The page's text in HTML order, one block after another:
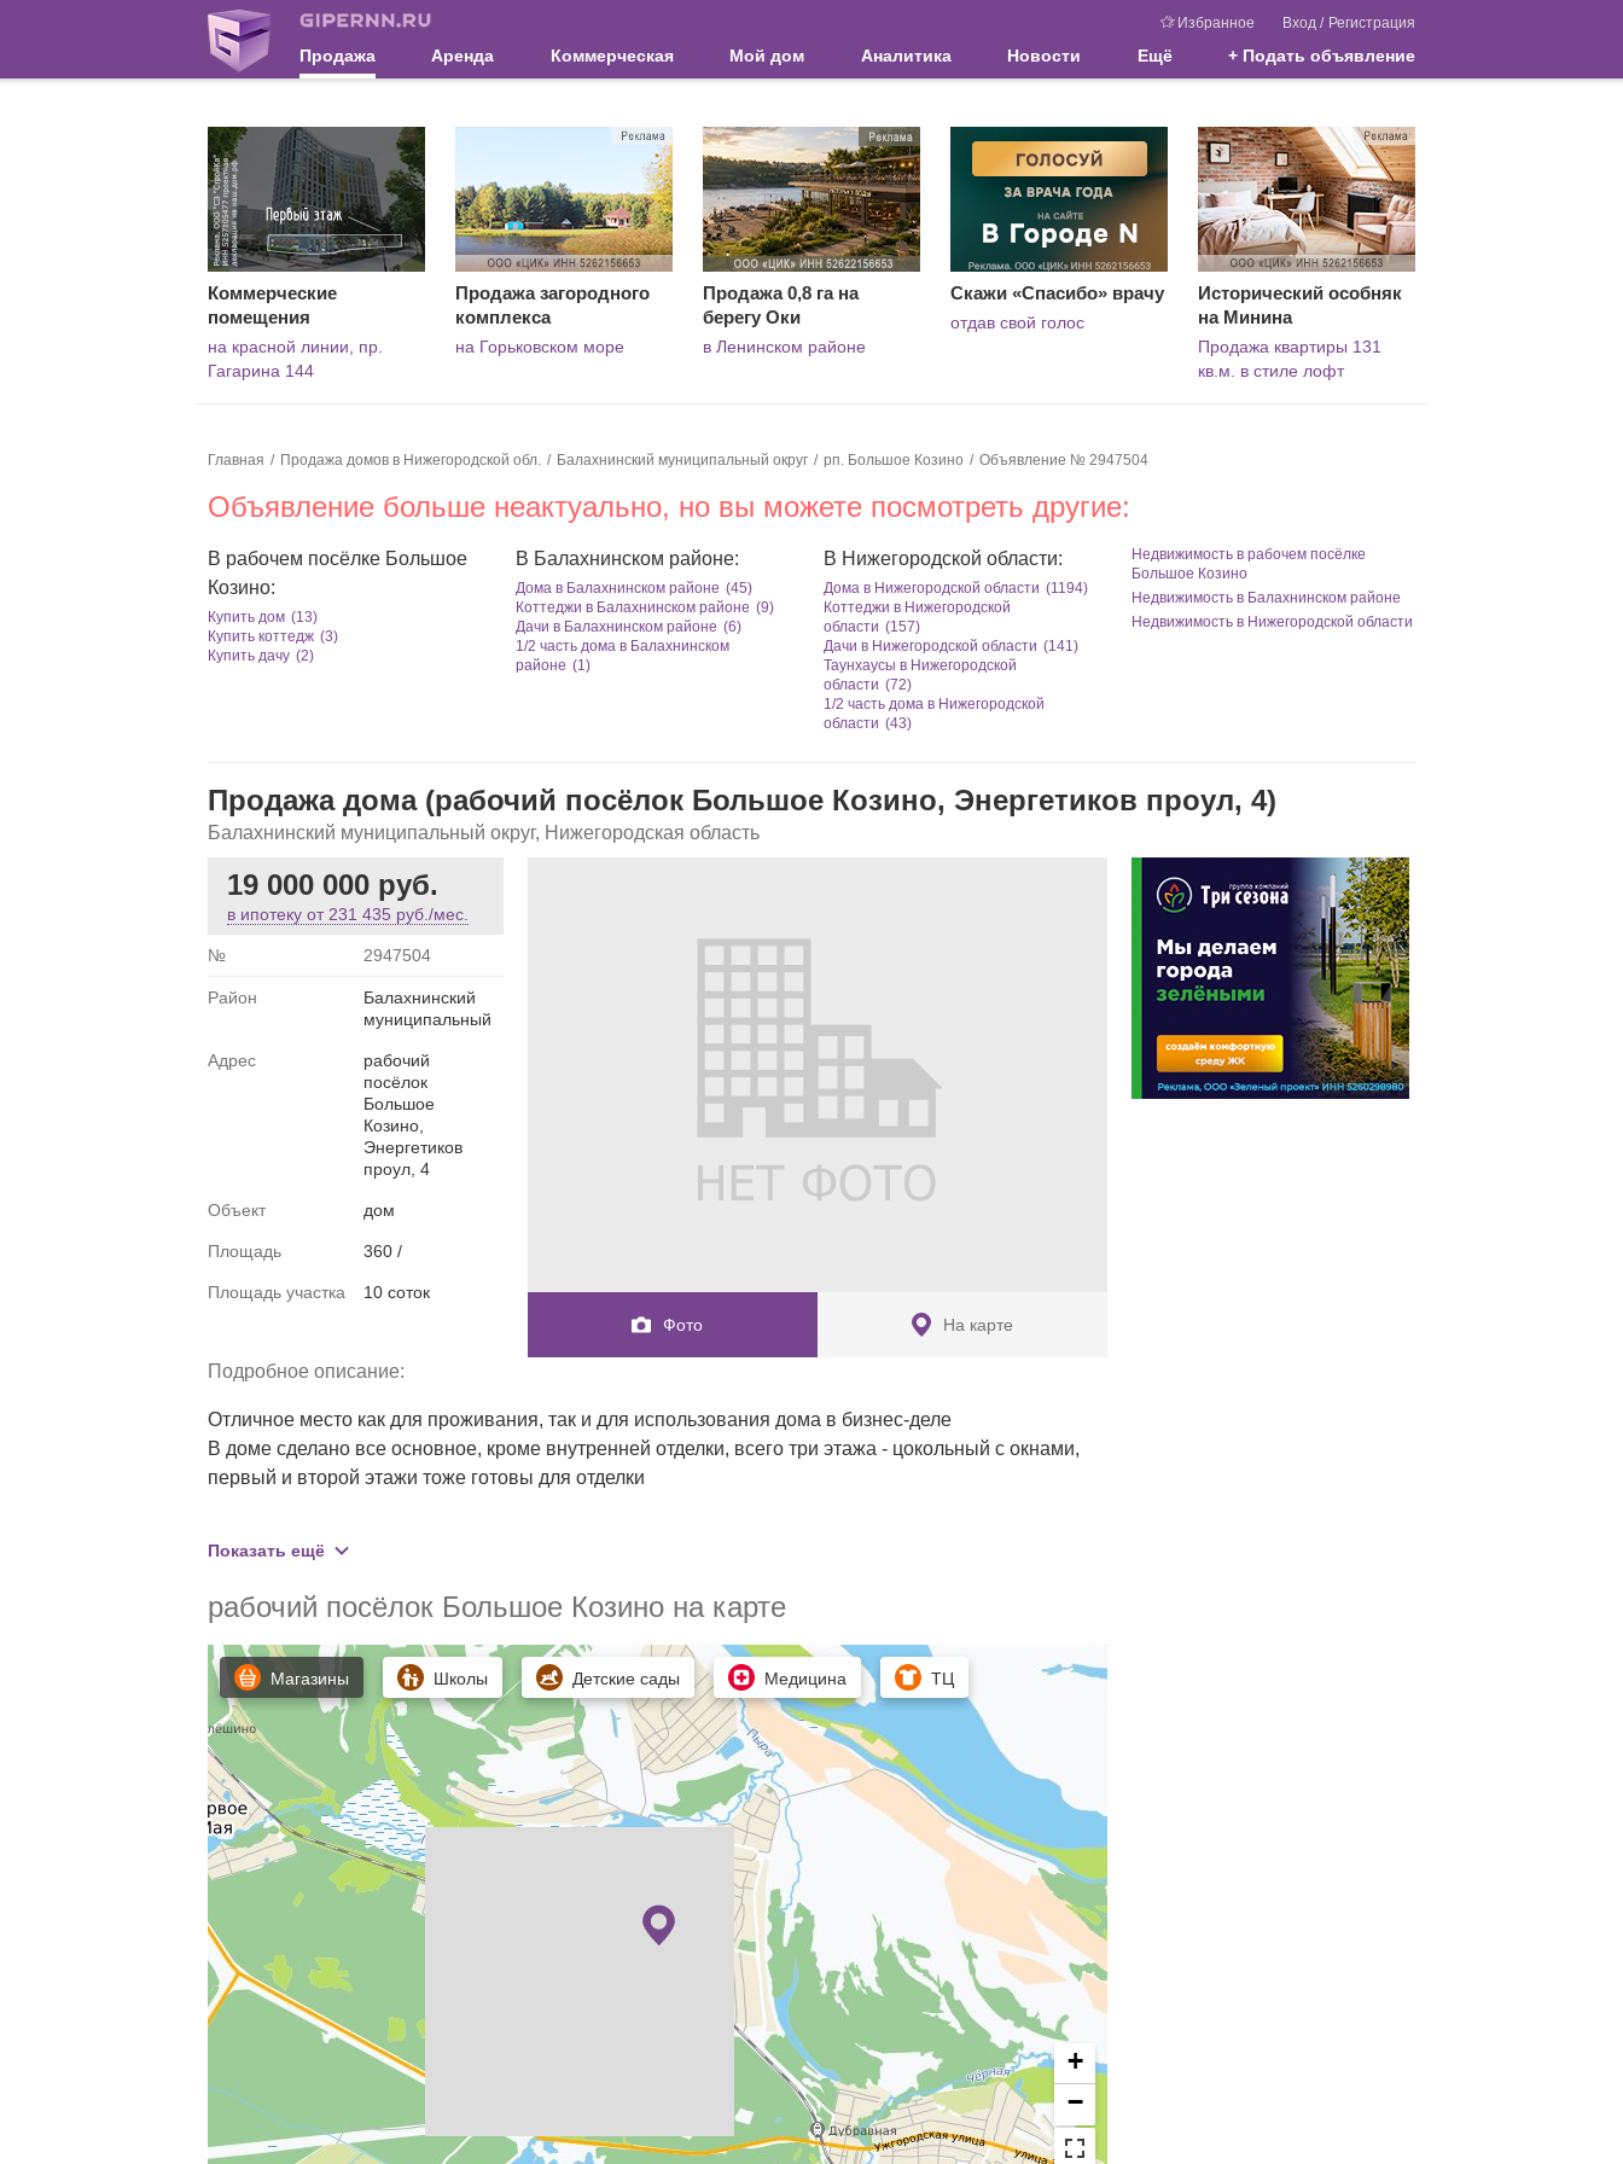
Избранное Вход / Регистрация
Продажа Аренда Коммерческая Мой дом Аналитика Новости Ещё + Подать объявление
Коммерческие
помещения
на красной линии, пр.
Гагарина 144
Продажа загородного
комплекса
на Горьковском море
Продажа 0,8 га на
берегу Оки
в Ленинском районе
Скажи «Спасибо» врачу
отдав свой голос
Исторический особняк
на Минина
Продажа квартиры 131
кв.м. в стиле лофт
Главная Продажа домов в Нижегородской обл. Балахнинский муниципальный округ рп. Большое Козино Объявление № 2947504
Объявление больше неактуально, но вы можете посмотреть другие:
В рабочем посёлке Большое
Козино:
Купить дом (13)
Купить коттедж (3)
Купить дачу (2)
В Балахнинском районе:
Дома в Балахнинском районе (45)
Коттеджи в Балахнинском районе (9)
Дачи в Балахнинском районе (6)
1/2 чаcть дома в Балахнинском
районе (1)
В Нижегородской области:
Дома в Нижегородской области (1194)
Коттеджи в Нижегородской
области (157)
Дачи в Нижегородской области (141)
Таунхаусы в Нижегородской
области (72)
1/2 чаcть дома в Нижегородской
области (43)
Недвижимость в рабочем посёлке
Большое Козино
Недвижимость в Балахнинском районе
Недвижимость в Нижегородской области
Продажа дома (рабочий посёлок Большое Козино, Энергетиков проул, 4)
Балахнинский муниципальный округ, Нижегородская область
19 000 000 руб.
в ипотеку от 231 435 руб./мес.
№ 2947504
Район
Балахнинский
муниципальный
Адрес
рабочий
посёлок
Большое
Козино,
Энергетиков
проул, 4
Объект дом
Площадь 360 /
Площадь участка
10 соток
Фото
На карте
Подробное описание:
Отличное место как для проживания, так и для использования дома в бизнес-деле
В доме сделано все основное, кроме внутренней отделки, всего три этажа - цокольный с окнами,
первый и второй этажи тоже готовы для отделки
Прекрасное месторасположение дома , где можно насладиться уютом и комфортом семейной
жизни.
Газ, свет и вода - все заведено в дом! Все коммуникации подключены и функционируют. Два входа
с улицы в цокольный этаж и два на первый. Потолки первого и цокольного этажа более 3 метров .
Дом имеет уникальный планировочный проект, который предусматривает большие и светлые
комнаты, просторные прихожие и удобные ванные комнаты. Вы сможете самостоятельно
завершить внутреннюю отделку, подобрав материалы и дизайн по своему вкусу.
Преимущества данного объекта включают отсутствие соседей , просторный двор и огороженную
территорию, что обеспечивает приватность и безопасность.
Дополнительным преимуществом является развитая инфраструктура района, с детским садом,
школой, рестораном и магазинами, обеспечивающими удобство и комфорт жизни. До города всего
15 мин на авто
Этот дом также является отличным вариантом для инвестиций в недвижимость, так как его
стоимость и качество предлагаемых условий составляют оптимальное сочетание. Можно
проживать , занимать часть помещения под бизнес или сдать в аренду.
Показать ещё
рабочий посёлок Большое Козино на карте
Магазины Школы Детские сады Медицина ТЦ
+
−